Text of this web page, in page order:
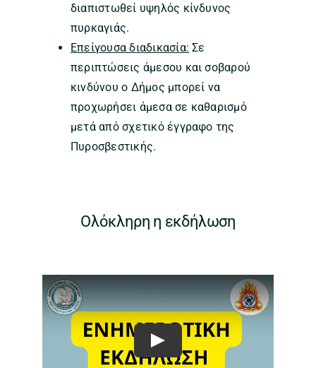
διαπιστωθεί υψηλός κίνδυνος
πυρκαγιάς.
Επείγουσα διαδικασία: Σε
περιπτώσεις άμεσου και σοβαρού
κινδύνου ο Δήμος μπορεί να
προχωρήσει άμεσα σε καθαρισμό
μετά από σχετικό έγγραφο της
Πυροσβεστικής.
Ολόκληρη η εκδήλωση
Play